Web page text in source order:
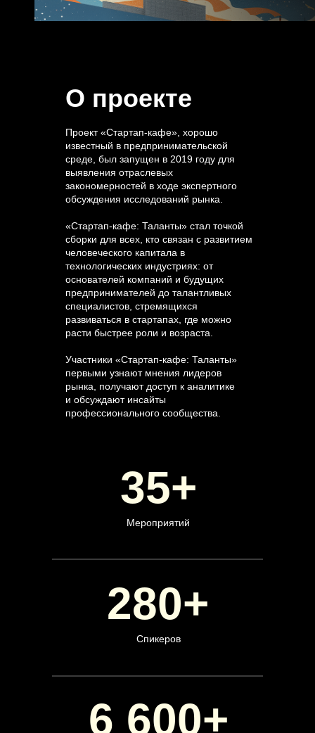
Мероприятий
35+
Спикеров
280+
6 600+
Проект «Стартап-кафе», хорошо
известный в предпринимательской
среде, был запущен в 2019 году для
выявления отраслевых
закономерностей в ходе экспертного
обсуждения исследований рынка.
«Стартап-кафе: Таланты» стал точкой
сборки для всех, кто связан с развитием
человеческого капитала в
технологических индустриях: от
основателей компаний и будущих
предпринимателей до талантливых
специалистов, стремящихся
развиваться в стартапах, где можно
расти быстрее роли и возраста.
Участники «Стартап-кафе: Таланты»
первыми узнают мнения лидеров
рынка, получают доступ к аналитике
и обсуждают инсайты
профессионального сообщества.
О проекте